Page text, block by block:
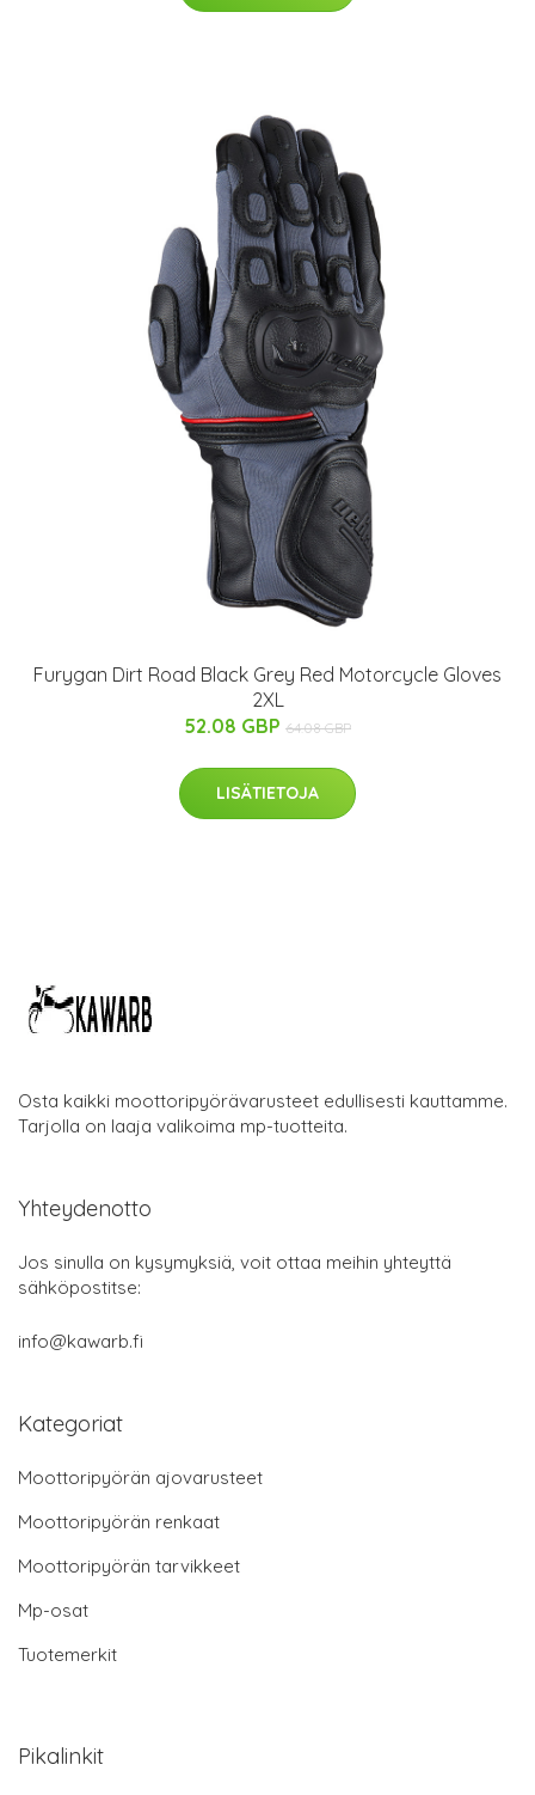
Furygan Dirt Road Black Grey Red Motorcycle Gloves
2XL
52.08 GBP 64.08 GBP
LISÄTIETOJA
Osta kaikki moottoripyörävarusteet edullisesti kauttamme.
Tarjolla on laaja valikoima mp-tuotteita.
Yhteydenotto
Jos sinulla on kysymyksiä, voit ottaa meihin yhteyttä
sähköpostitse:
info@kawarb.fi
Kategoriat
Moottoripyörän ajovarusteet
Moottoripyörän renkaat
Moottoripyörän tarvikkeet
Mp-osat
Tuotemerkit
Pikalinkit